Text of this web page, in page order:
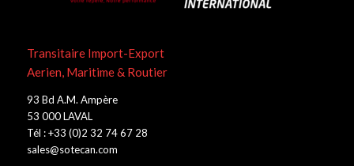
Transitaire Import-Export
Aerien, Maritime & Routier
93 Bd A.M. Ampère
53 000 LAVAL
Tél : +33 (0)2 32 74 67 28
sales@sotecan.com